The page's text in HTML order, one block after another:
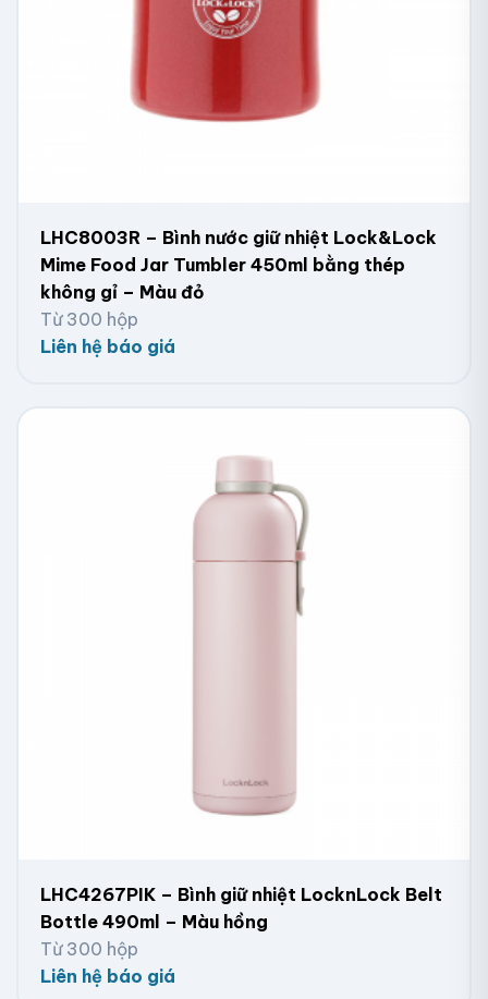
LHC8003R – Bình nước giữ nhiệt Lock&Lock
Mime Food Jar Tumbler 450ml bằng thép
không gỉ – Màu đỏ
Từ 300 hộp
Liên hệ báo giá
LHC4267PIK – Bình giữ nhiệt LocknLock Belt
Bottle 490ml – Màu hồng
Từ 300 hộp
Liên hệ báo giá